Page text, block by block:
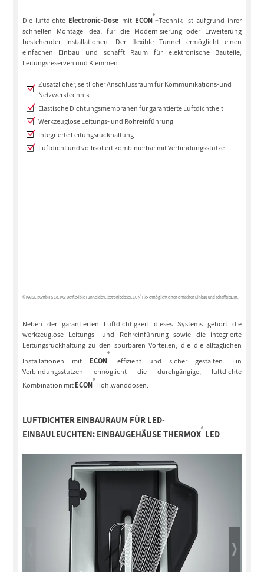
Die luftdichte Electronic-Dose mit ECON®–Technik ist aufgrund ihrer
schnellen Montage ideal für die Modernisierung oder Erweiterung
bestehender Installationen. Der flexible Tunnel ermöglicht einen
einfachen Einbau und schafft Raum für elektronische Bauteile,
Leitungsreserven und Klemmen.
Zusätzlicher, seitlicher Anschlussraum für Kommunikations-und
Netzwerktechnik
Elastische Dichtungsmembranen für garantierte Luftdichtheit
Werkzeuglose Leitungs- und Rohreinführung
Integrierte Leitungsrückhaltung
Luftdicht und vollisoliert kombinierbar mit Verbindungsstutze
© KAISER GmbH & Co. KG: Der flexible Tunnel der Electronicdose ECON®Flex ermöglicht einen einfachen Einbau und schafft Raum.
Neben der garantierten Luftdichtigkeit dieses Systems gehört die
werkzeuglose Leitungs- und Rohreinführung sowie die integrierte
Leitungsrückhaltung zu den spürbaren Vorteilen, die die alltäglichen
Installationen mit ECON
®
effizient und sicher gestalten. Ein
Verbindungsstutzen ermöglicht die durchgängige, luftdichte
Kombination mitECON® Hohlwanddosen.
LUFTDICHTER EINBAURAUM FÜR LED-
EINBAULEUCHTEN: EINBAUGEHÄUSE THERMOX® LED